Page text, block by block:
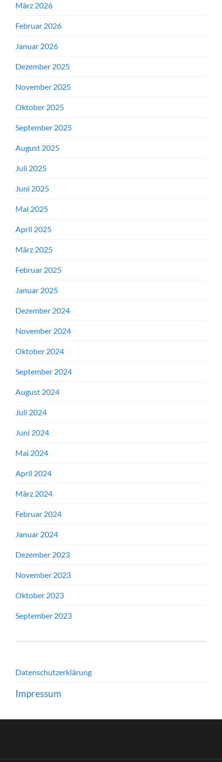
März 2026
Februar 2026
Januar 2026
Dezember 2025
November 2025
Oktober 2025
September 2025
August 2025
Juli 2025
Juni 2025
Mai 2025
April 2025
März 2025
Februar 2025
Januar 2025
Dezember 2024
November 2024
Oktober 2024
September 2024
August 2024
Juli 2024
Juni 2024
Mai 2024
April 2024
März 2024
Februar 2024
Januar 2024
Dezember 2023
November 2023
Oktober 2023
September 2023
Datenschutzerklärung
Impressum